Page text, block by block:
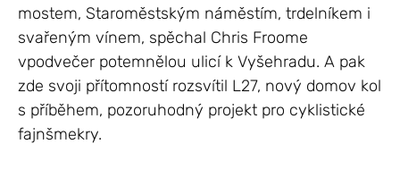
mostem, Staroměstským náměstím, trdelníkem i
svařeným vínem, spěchal Chris Froome
vpodvečer potemnělou ulicí k Vyšehradu. A pak
zde svoji přítomností rozsvítil L27, nový domov kol
s příběhem, pozoruhodný projekt pro cyklistické
fajnšmekry.